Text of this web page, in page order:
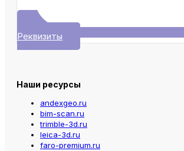
Реквизиты
Наши ресурсы
andexgeo.ru
bim-scan.ru
trimble-3d.ru
leica-3d.ru
faro-premium.ru